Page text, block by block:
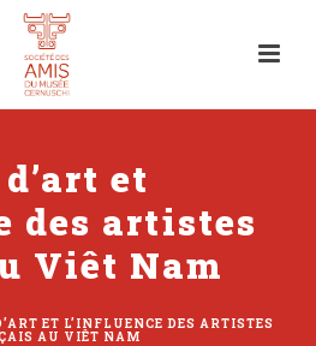
et
des artistes
Viêt Nam
ET L’INFLUENCE DES ARTISTES
AU VIÊT NAM